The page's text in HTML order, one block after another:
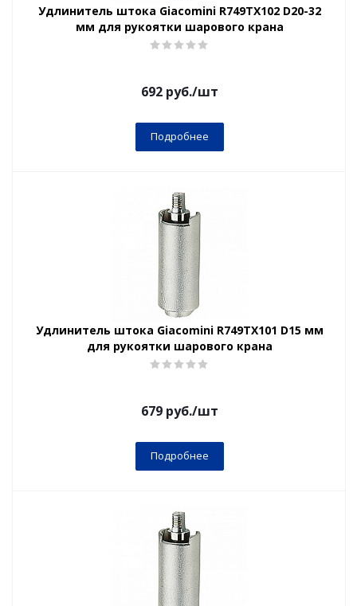
Удлинитель штока Giacomini R749TX102 D20-32
мм для рукоятки шарового крана
692руб./шт
Подробнее
Удлинитель штока Giacomini R749TX101 D15 мм
для рукоятки шарового крана
679руб./шт
Подробнее